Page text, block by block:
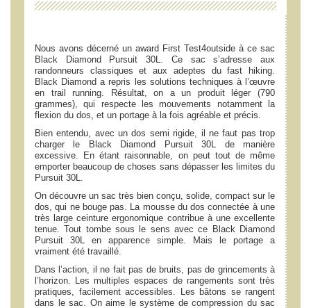
Nous avons décerné un award First Test4outside à ce sac
Black Diamond Pursuit 30L. Ce sac s’adresse aux
randonneurs classiques et aux adeptes du fast hiking.
Black Diamond a repris les solutions techniques à l’œuvre
en trail running. Résultat, on a un produit léger (790
grammes), qui respecte les mouvements notamment la
flexion du dos, et un portage à la fois agréable et précis.
Bien entendu, avec un dos semi rigide, il ne faut pas trop
charger le Black Diamond Pursuit 30L de manière
excessive. En étant raisonnable, on peut tout de même
emporter beaucoup de choses sans dépasser les limites du
Pursuit 30L.
On découvre un sac très bien conçu, solide, compact sur le
dos, qui ne bouge pas. La mousse du dos connectée à une
très large ceinture ergonomique contribue à une excellente
tenue. Tout tombe sous le sens avec ce Black Diamond
Pursuit 30L en apparence simple. Mais le portage a
vraiment été travaillé.
Dans l’action, il ne fait pas de bruits, pas de grincements à
l’horizon. Les multiples espaces de rangements sont très
pratiques, facilement accessibles. Les bâtons se rangent
dans le sac. On aime le système de compression du sac